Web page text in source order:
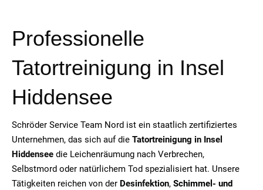
Professionelle
Tatortreinigung in Insel
Hiddensee
Schröder Service Team Nord ist ein staatlich zertifiziertes
Unternehmen, das sich auf die Tatortreinigung in Insel
Hiddensee die Leichenräumung nach Verbrechen,
Selbstmord oder natürlichem Tod spezialisiert hat. Unsere
Tätigkeiten reichen von der Desinfektion, Schimmel- und